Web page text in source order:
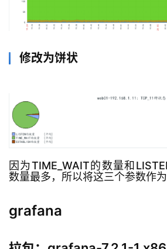
修改为饼状
因为TIME_WAIT的数量和
数量最多，所以将这三个参数作
grafana